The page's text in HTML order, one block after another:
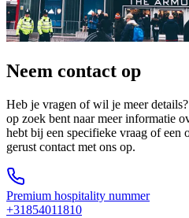
Neem contact op
Heb je vragen of wil je meer
op zoek bent naar meer informatie
hebt bij een specifieke vraag of een
gerust contact met ons op.
Premium hospitality nummer
+31854011810